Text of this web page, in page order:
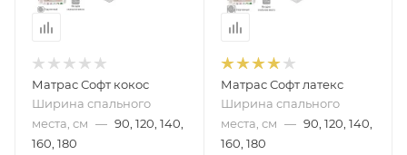
Матрас Софт кокос
Ширина спального
места, см — 90, 120, 140,
160, 180
Матрас Софт латекс
Ширина спального
места, см — 90, 120, 140,
160, 180